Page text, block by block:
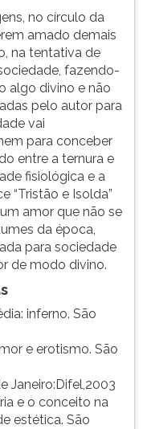
no círculo da
amado demais
na tentativa de
fazendo-
algo divino e não
pelo autor para
vai
para conceber
entre a ternura e
fisiológica e a
“Tristão e Isolda”
amor que não se
da época,
para sociedade
de modo divino.
inferno. São
e erotismo. São
Janeiro:Difel,2003
e o conceito na
estética. São